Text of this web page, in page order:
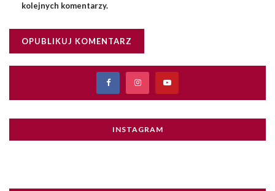
kolejnych komentarzy.
INSTAGRAM